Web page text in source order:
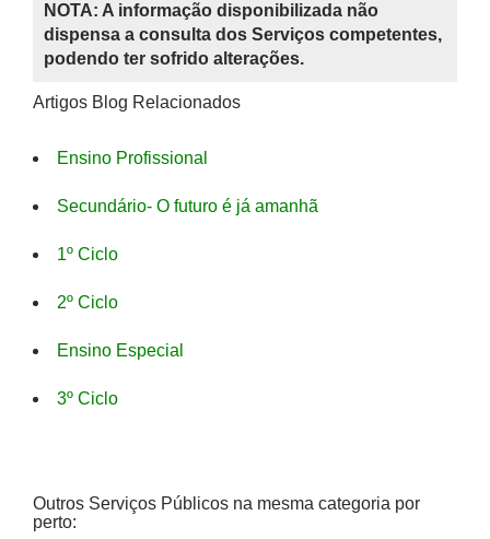
NOTA: A informação disponibilizada não
dispensa a consulta dos Serviços competentes,
podendo ter sofrido alterações.
Artigos Blog Relacionados
Ensino Profissional
Secundário- O futuro é já amanhã
1º Ciclo
2º Ciclo
Ensino Especial
3º Ciclo
Outros Serviços Públicos na mesma categoria por
perto: